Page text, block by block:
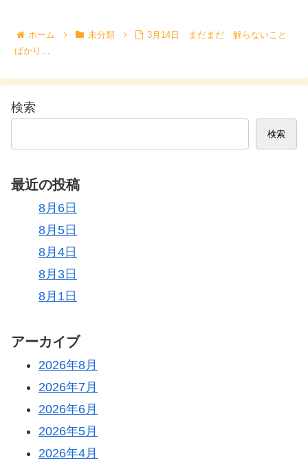
ホーム 未分類
3月14日 まだまだ 解らないこと
ばかり…
検索
検索
最近の投稿
8月6日
8月5日
8月4日
8月3日
8月1日
アーカイブ
2026年8月
2026年7月
2026年6月
2026年5月
2026年4月